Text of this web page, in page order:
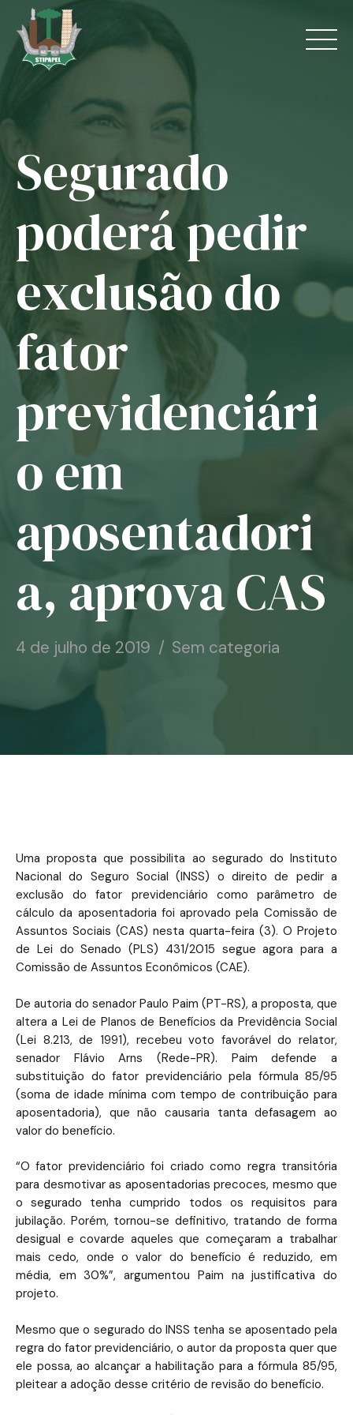
content
O Sindicato
Jurídico
Convênios
Guias
Notícias
Associe-se
Segurado
poderá pedir
exclusão do
fator
previdenciári
o em
aposentadori
a, aprova CAS
4 de julho de 2019 Sem categoria
Uma proposta que possibilita ao segurado do Instituto
Nacional do Seguro Social (INSS) o direito de pedir a
exclusão do fator previdenciário como parâmetro de
cálculo da aposentadoria foi aprovado pela Comissão de
Assuntos Sociais (CAS) nesta quarta-feira (3). O Projeto
de Lei do Senado (PLS) 431/2015 segue agora para a
Comissão de Assuntos Econômicos (CAE).
De autoria do senador Paulo Paim (PT-RS), a proposta, que
altera a Lei de Planos de Benefícios da Previdência Social
(Lei 8.213, de 1991), recebeu voto favorável do relator,
senador Flávio Arns (Rede-PR). Paim defende a
substituição do fator previdenciário pela fórmula 85/95
(soma de idade mínima com tempo de contribuição para
aposentadoria), que não causaria tanta defasagem ao
valor do benefício.
“O fator previdenciário foi criado como regra transitória
para desmotivar as aposentadorias precoces, mesmo que
o segurado tenha cumprido todos os requisitos para
jubilação. Porém, tornou-se definitivo, tratando de forma
desigual e covarde aqueles que começaram a trabalhar
mais cedo, onde o valor do benefício é reduzido, em
média, em 30%”, argumentou Paim na justificativa do
projeto.
Mesmo que o segurado do INSS tenha se aposentado pela
regra do fator previdenciário, o autor da proposta quer que
ele possa, ao alcançar a habilitação para a fórmula 85/95,
pleitear a adoção desse critério de revisão do benefício.